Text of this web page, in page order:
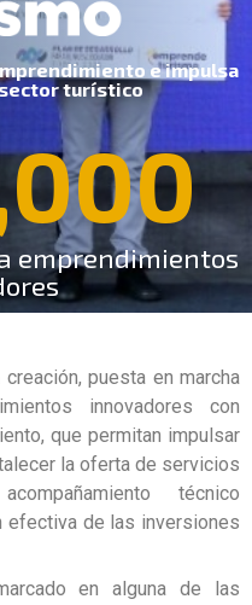
e impulsa
turístico
emprendimientos
creación, puesta en marcha
innovadores con
que permitan impulsar
la oferta de servicios
técnico
de las inversiones
en alguna de las